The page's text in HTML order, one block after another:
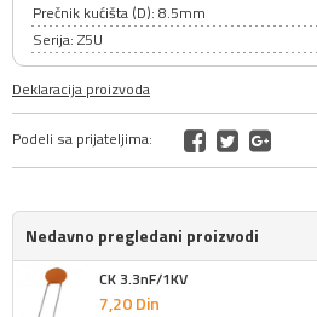
Prečnik kućišta (D): 8.5mm
Serija: Z5U
Deklaracija proizvoda
Podeli sa prijateljima:
Nedavno pregledani proizvodi
CK 3.3nF/1KV
7,20Din